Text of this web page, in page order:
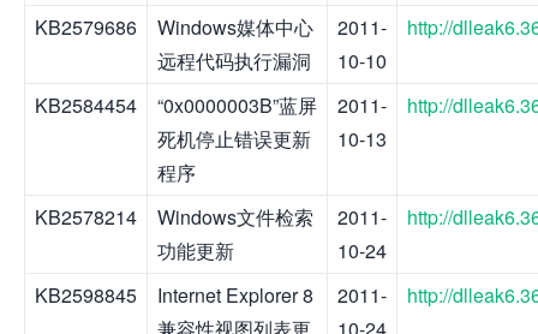
KB2579686
Windows媒体中心
远程代码执行漏洞
2011-
10-10
http://
KB2584454
“0x0000003B”蓝屏
死机停止错误更新
程序
2011-
10-13
http://
KB2578214
Windows文件检索
功能更新
2011-
10-24
http://
KB2598845
Internet Explorer 8
2011-
http://